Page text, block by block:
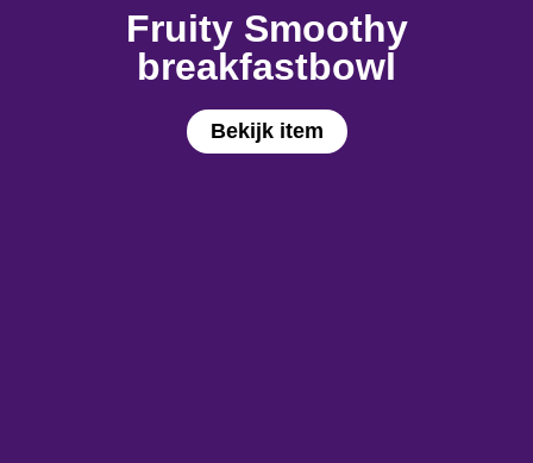
Bekijk item
Fruity Smoothy
breakfastbowl